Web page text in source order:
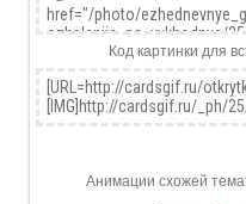
Код картинки для
Анимации схожей